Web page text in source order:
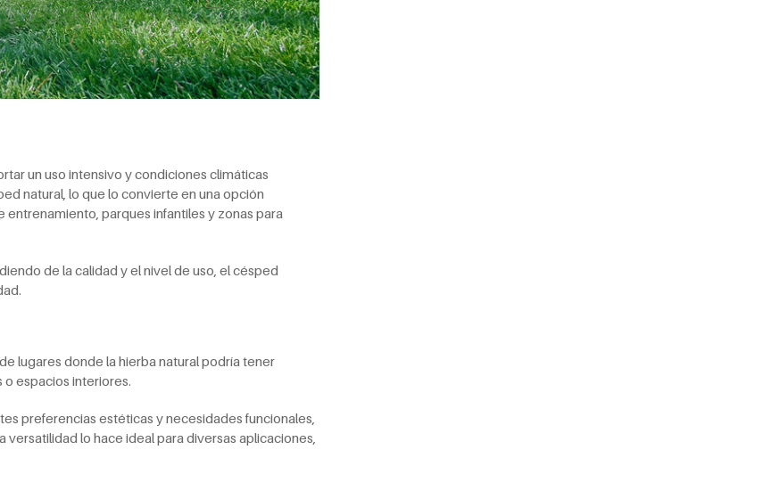
un uso intensivo y condiciones climáticas
natural, lo que lo convierte en una opción
parques infantiles y zonas para
de la calidad y el nivel de uso, el césped
lugares donde la hierba natural podría tener
espacios interiores.
preferencias estéticas y necesidades funcionales,
lo hace ideal para diversas aplicaciones,